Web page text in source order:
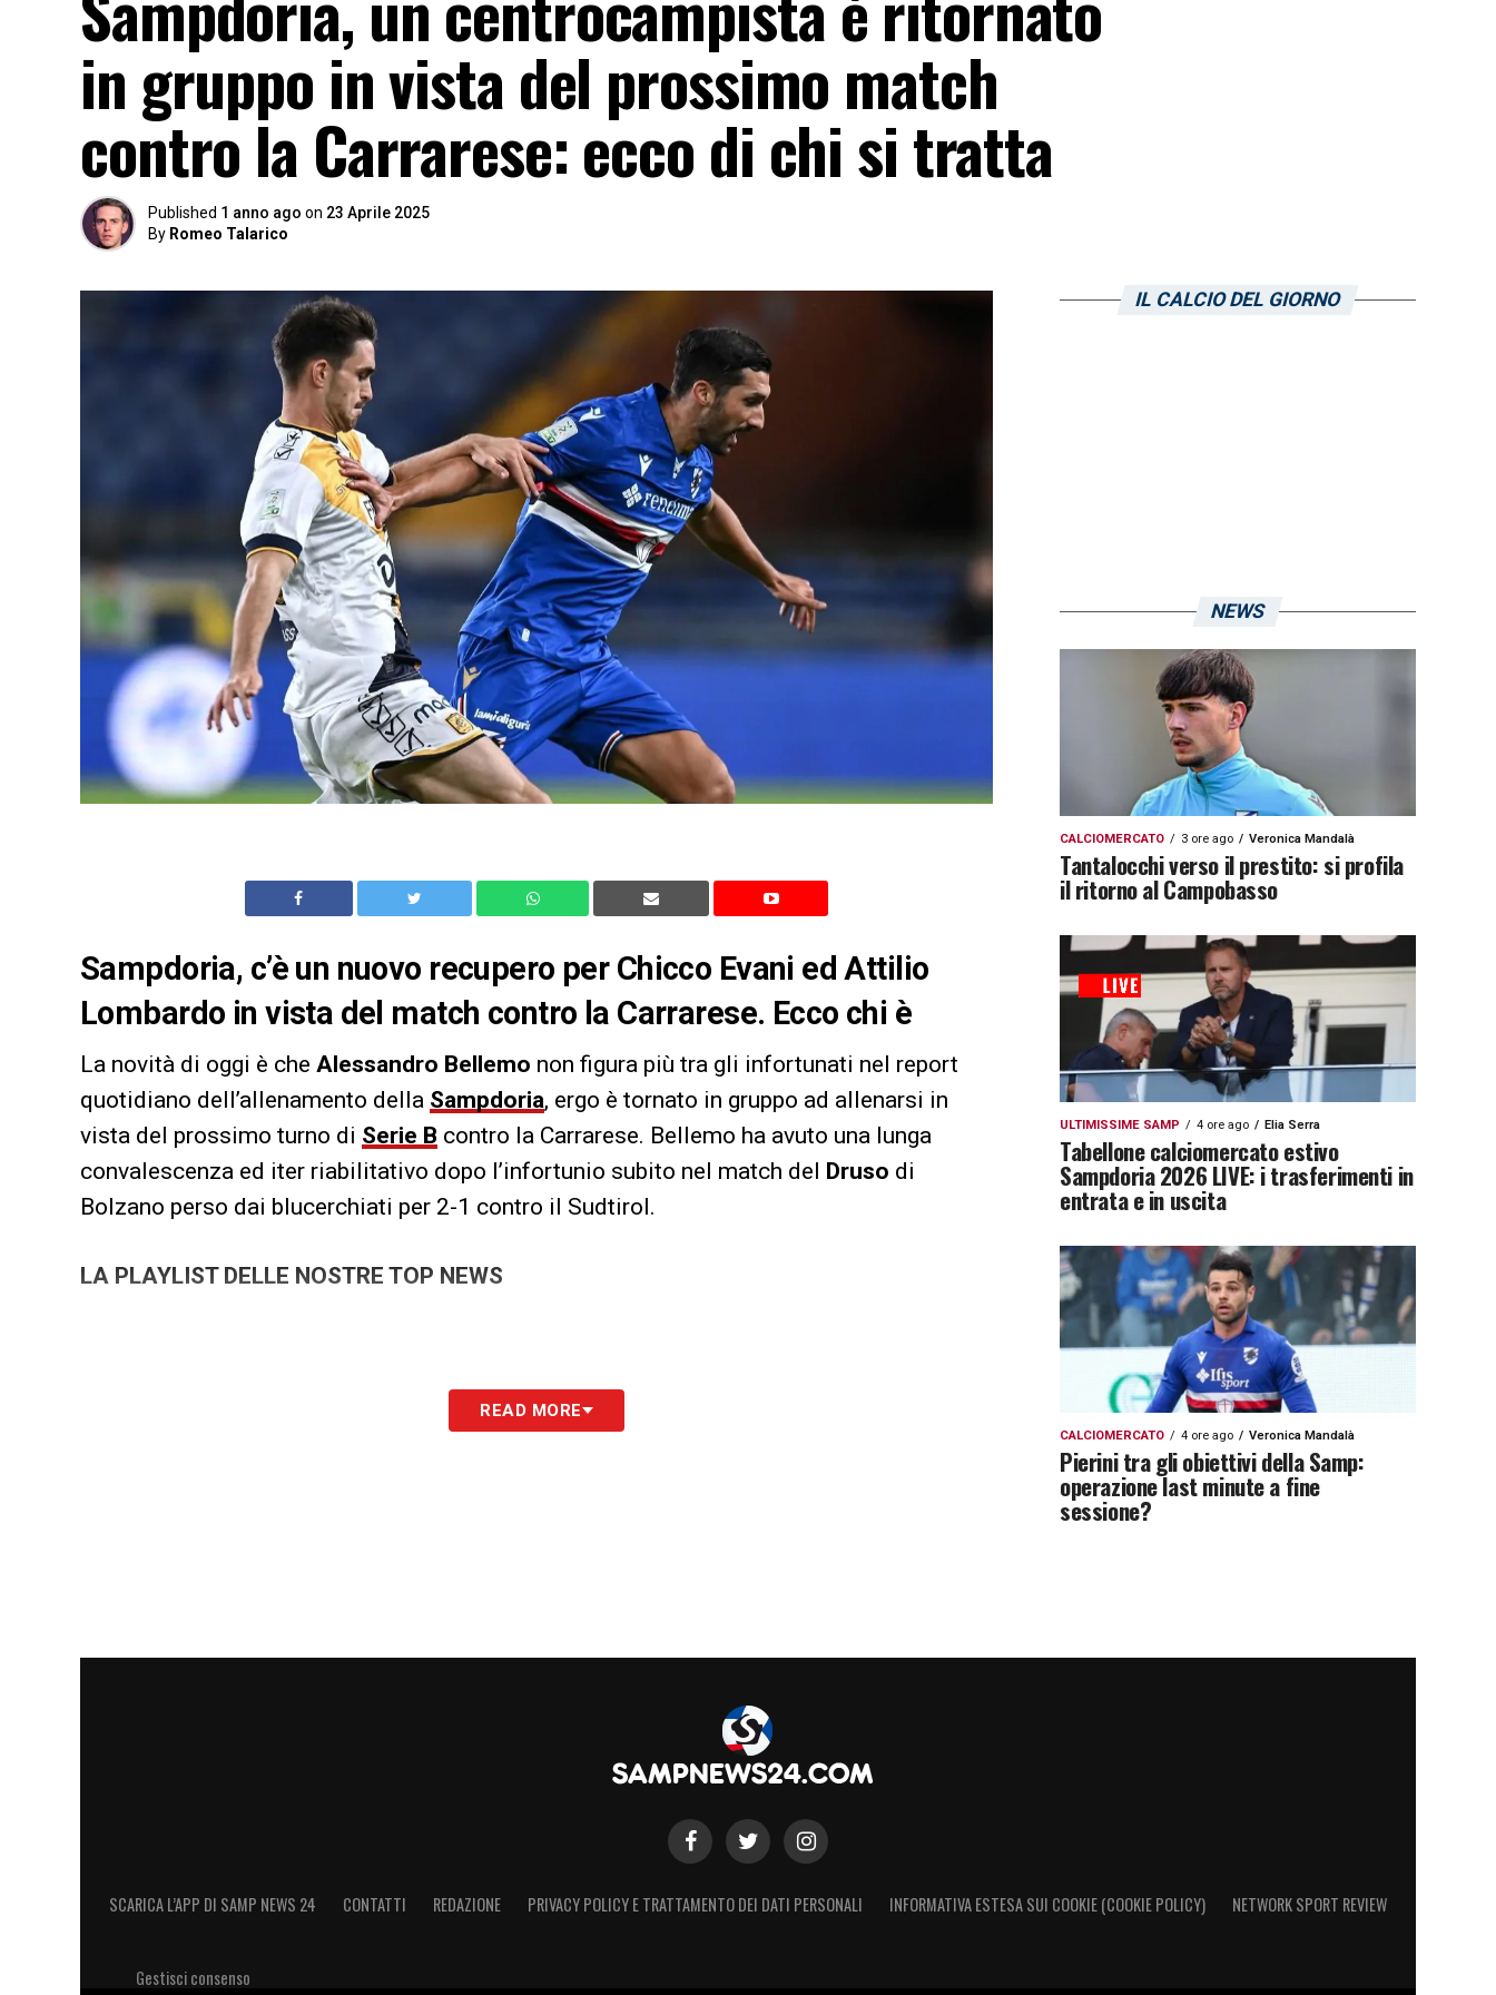
in gruppo in vista del prossimo match
contro la Carrarese: ecco di chi si tratta
Published 1 anno ago on 23 Aprile 2025
By Romeo Talarico
Sampdoria, c’è un nuovo recupero per Chicco Evani ed Attilio
Lombardo in vista del match contro la Carrarese. Ecco chi è
La novità di oggi è che Alessandro Bellemo non figura più tra gli infortunati nel report
quotidiano dell’allenamento della Sampdoria, ergo è tornato in gruppo ad allenarsi in
vista del prossimo turno di Serie B contro la Carrarese. Bellemo ha avuto una lunga
convalescenza ed iter riabilitativo dopo l’infortunio subito nel match del Druso di
Bolzano perso dai blucerchiati per 2-1 contro il Sudtirol.
LA PLAYLIST DELLE NOSTRE TOP NEWS
READ MORE
IL CALCIO DEL GIORNO
NEWS
CALCIOMERCATO 3 ore ago Veronica Mandalà
Tantalocchi verso il prestito: si profila
il ritorno al Campobasso
ULTIMISSIME SAMP 4 ore ago Elia Serra
Tabellone calciomercato estivo
Sampdoria 2026 LIVE: i trasferimenti in
entrata e in uscita
CALCIOMERCATO 4 ore ago Veronica Mandalà
Pierini tra gli obiettivi della Samp:
operazione last minute a fine
sessione?
SCARICA L’APP DI SAMP NEWS 24 CONTATTI REDAZIONE PRIVACY POLICY E TRATTAMENTO DEI DATI PERSONALI INFORMATIVA ESTESA SUI COOKIE (COOKIE POLICY) NETWORK SPORT REVIEW
Gestisci consenso